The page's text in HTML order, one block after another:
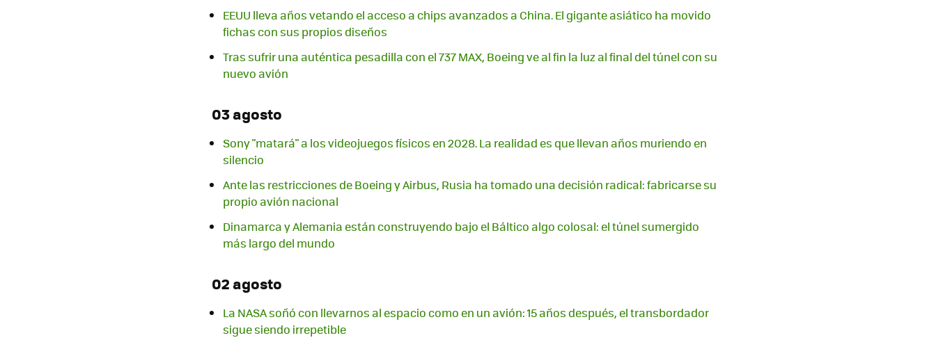
EEUU lleva años vetando el acceso a chips avanzados a China. El gigante asiático ha movido
fichas con sus propios diseños
Tras sufrir una auténtica pesadilla con el 737 MAX, Boeing ve al fin la luz al final del túnel con su
nuevo avión
03 agosto
Sony "matará" a los videojuegos físicos en 2028. La realidad es que llevan años muriendo en
silencio
Ante las restricciones de Boeing y Airbus, Rusia ha tomado una decisión radical: fabricarse su
propio avión nacional
Dinamarca y Alemania están construyendo bajo el Báltico algo colosal: el túnel sumergido
más largo del mundo
02 agosto
La NASA soñó con llevarnos al espacio como en un avión: 15 años después, el transbordador
sigue siendo irrepetible